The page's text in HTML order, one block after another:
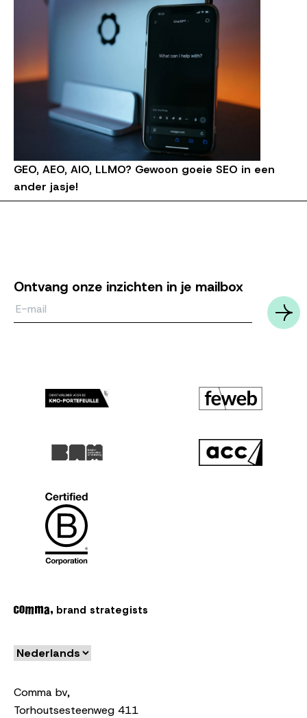
GEO, AEO, AIO, LLMO? Gewoon goeie SEO in een
ander jasje!
Ontvang onze inzichten in je mailbox
brand strategists
Comma bv,
Torhoutsesteenweg 411